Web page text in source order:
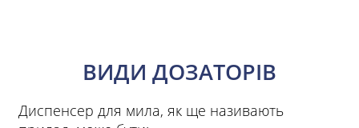
ВИДИ ДОЗАТОРІВ
Диспенсер для мила, як ще називають